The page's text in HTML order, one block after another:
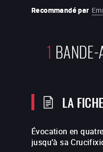
Recommandé par
1
LA FICHE
Évocation en
jusqu’à sa